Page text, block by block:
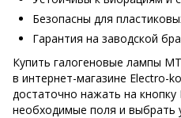
Безопасны для
Гарантия на заводской
Купить галогеновые лампы
в интернет-магазине Electro-
достаточно нажать на кнопку
необходимые поля и выбрать